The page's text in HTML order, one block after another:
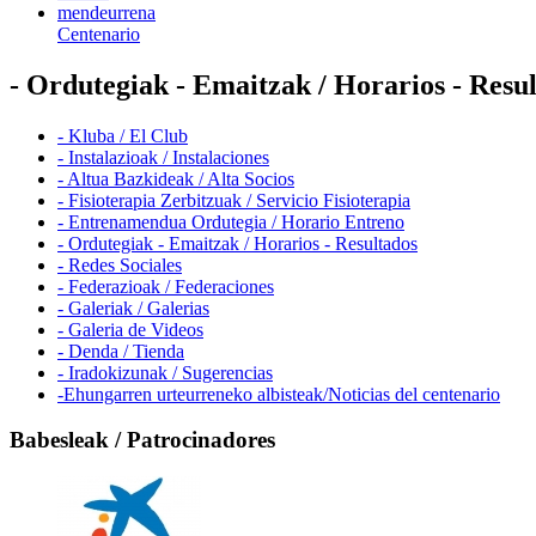
mendeurrena
Centenario
- Ordutegiak - Emaitzak / Horarios -
- Kluba / El Club
- Instalazioak / Instalaciones
- Altua Bazkideak / Alta Socios
- Fisioterapia Zerbitzuak / Servicio Fisioterapia
- Entrenamendua Ordutegia / Horario Entreno
- Ordutegiak - Emaitzak / Horarios - Resultados
- Redes Sociales
- Federazioak / Federaciones
- Galeriak / Galerias
- Galeria de Videos
- Denda / Tienda
- Iradokizunak / Sugerencias
-Ehungarren urteurreneko albisteak/Noticias del centenario
Babesleak / Patrocinadores